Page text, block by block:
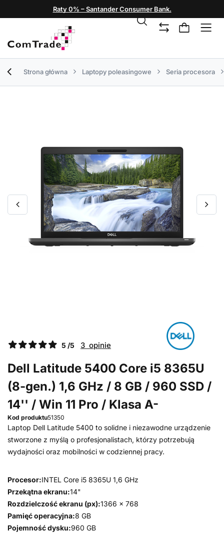
Raty 0% – Santander Consumer Bank.
Strona główna Laptopy poleasingowe Seria procesora
5 /5 3 opinie
Dell Latitude 5400 Core i5 8365U
(8-gen.) 1,6 GHz / 8 GB / 960 SSD /
14'' / Win 11 Pro / Klasa A-
Kod produktu51350
Laptop Dell Latitude 5400 to solidne i niezawodne urządzenie
stworzone z myślą o profesjonalistach, którzy potrzebują
wydajności oraz mobilności w codziennej pracy.
Procesor:INTEL Core i5 8365U 1,6 GHz
Przekątna ekranu:14"
Rozdzielczość ekranu (px):1366 x 768
Pamięć operacyjna:8 GB
Pojemność dysku:960 GB